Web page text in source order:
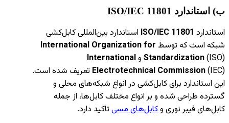
ب) استاندارد
استاندارد ISO/IEC 11801 استاندارد بین‌المللی کابل‌کشی
شبکه است که توسط International Organization for
Standardization(ISO) و
International
Electrotechnical Commission (IEC) تعریف شده است.
این استاندارد برای کابل‌کشی در انواع شبکه‌های محلی و
گسترده طراحی شده و بر انواع مختلف کابل‌ها، از جمله
کابل‌های فیبر نوری وکابل‌های مسی تاکید دارد.